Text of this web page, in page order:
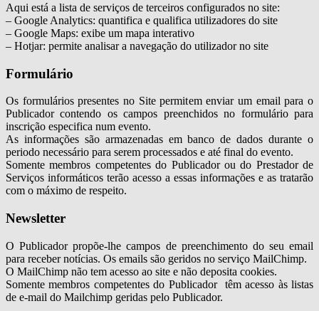
Aqui está a lista de serviços de terceiros configurados no site:
– Google Analytics: quantifica e qualifica utilizadores do site
– Google Maps: exibe um mapa interativo
– Hotjar: permite analisar a navegação do utilizador no site
Formulário
Os formulários presentes no Site permitem enviar um email para o
Publicador contendo os campos preenchidos no formulário para
inscrição especifica num evento.
As informações são armazenadas em banco de dados durante o
periodo necessário para serem processados e até final do evento.
Somente membros competentes do Publicador ou do Prestador de
Serviços informáticos terão acesso a essas informações e as tratarão
com o máximo de respeito.
Newsletter
O Publicador propõe-lhe campos de preenchimento do seu email
para receber notícias. Os emails são geridos no serviço MailChimp.
O MailChimp não tem acesso ao site e não deposita cookies.
Somente membros competentes do Publicador têm acesso às listas
de e-mail do Mailchimp geridas pelo Publicador.